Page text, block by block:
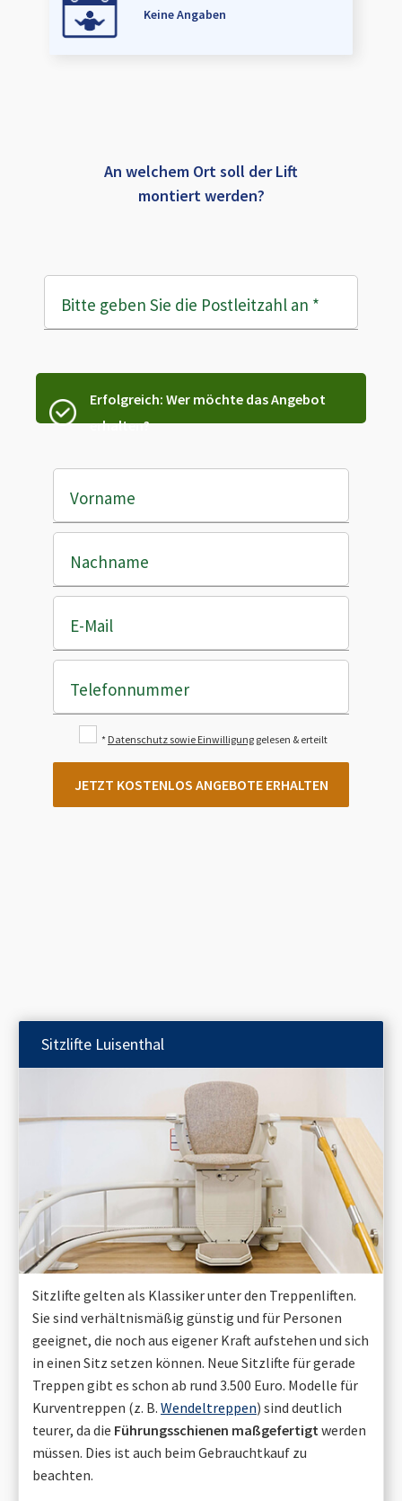
Keine Angaben
An welchem Ort soll der Lift
montiert werden?
Bitte geben Sie die Postleitzahl an *
Erfolgreich: Wer möchte das Angebot
erhalten?
Vorname
Nachname
E-Mail
Telefonnummer
* Datenschutz sowie Einwilligung gelesen & erteilt
JETZT KOSTENLOS ANGEBOTE ERHALTEN
Sitzlifte Luisenthal
Sitzlifte gelten als Klassiker unter den Treppenliften.
Sie sind verhältnismäßig günstig und für Personen
geeignet, die noch aus eigener Kraft aufstehen und sich
in einen Sitz setzen können. Neue Sitzlifte für gerade
Treppen gibt es schon ab rund 3.500 Euro. Modelle für
Kurventreppen (z. B. Wendeltreppen) sind deutlich
teurer, da die Führungsschienen maßgefertigt werden
müssen. Dies ist auch beim Gebrauchtkauf zu
beachten.